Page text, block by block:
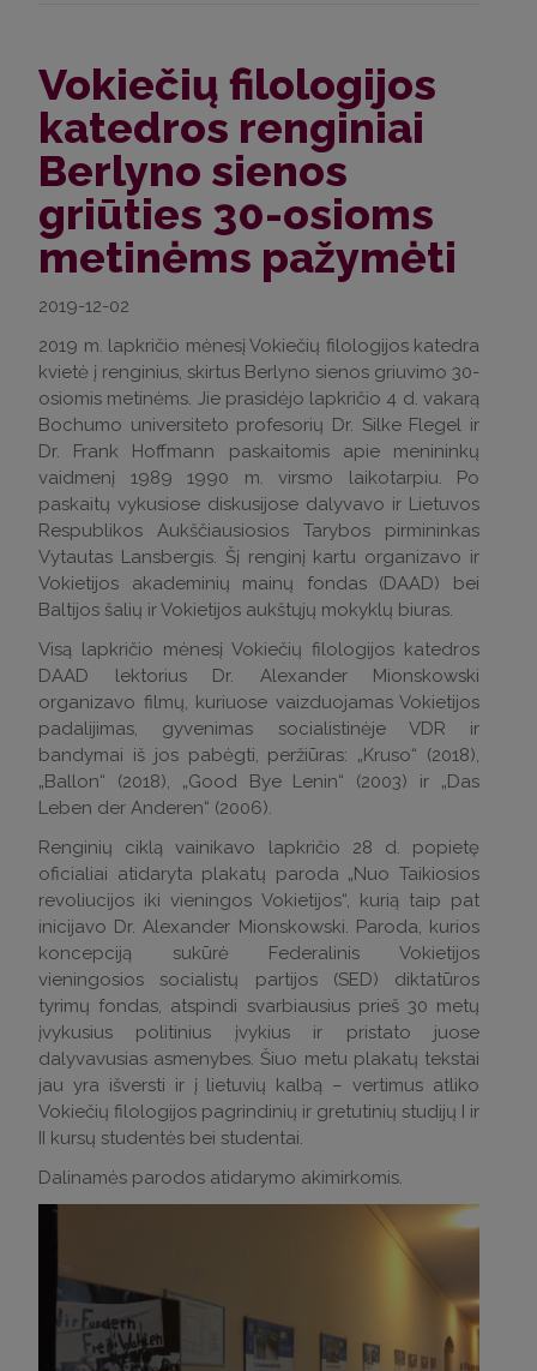
Vokiečių filologijos
katedros renginiai
Berlyno sienos
griūties 30-osioms
metinėms pažymėti
2019-12-02
2019 m. lapkričio mėnesį Vokiečių filologijos katedra
kvietė į renginius, skirtus Berlyno sienos griuvimo 30-
osiomis metinėms. Jie prasidėjo lapkričio 4 d. vakarą
Bochumo universiteto profesorių Dr. Silke Flegel ir
Dr. Frank Hoffmann paskaitomis apie menininkų
vaidmenį 1989 1990 m. virsmo laikotarpiu. Po
paskaitų vykusiose diskusijose dalyvavo ir Lietuvos
Respublikos Aukščiausiosios Tarybos pirmininkas
Vytautas Lansbergis. Šį renginį kartu organizavo ir
Vokietijos akademinių mainų fondas (DAAD) bei
Baltijos šalių ir Vokietijos aukštųjų mokyklų biuras.
Visą lapkričio mėnesį Vokiečių filologijos katedros
DAAD lektorius Dr. Alexander Mionskowski
organizavo filmų, kuriuose vaizduojamas Vokietijos
padalijimas, gyvenimas socialistinėje VDR ir
bandymai iš jos pabėgti, peržiūras: „Kruso“ (2018),
„Ballon“ (2018), „Good Bye Lenin“ (2003) ir „Das
Leben der Anderen“ (2006).
Renginių ciklą vainikavo lapkričio 28 d. popietę
oficialiai atidaryta plakatų paroda „Nuo Taikiosios
revoliucijos iki vieningos Vokietijos“, kurią taip pat
inicijavo Dr. Alexander Mionskowski. Paroda, kurios
koncepciją sukūrė Federalinis Vokietijos
vieningosios socialistų partijos (SED) diktatūros
tyrimų fondas, atspindi svarbiausius prieš 30 metų
įvykusius politinius įvykius ir pristato juose
dalyvavusias asmenybes. Šiuo metu plakatų tekstai
jau yra išversti ir į lietuvių kalbą – vertimus atliko
Vokiečių filologijos pagrindinių ir gretutinių studijų I ir
II kursų studentės bei studentai.
Dalinamės parodos atidarymo akimirkomis.